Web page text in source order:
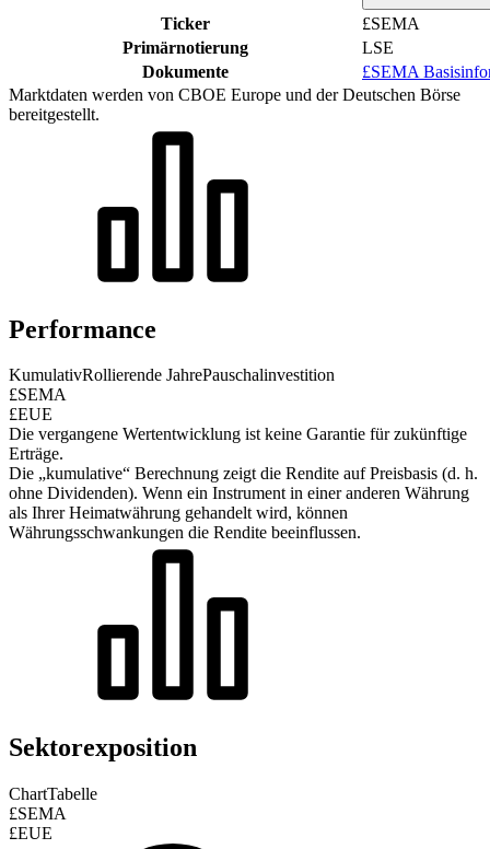
Ticker
£SEMA
Primärnotierung
LSE
Dokumente
£SEMA
Marktdaten werden von CBOE Europe und der Deutschen Börse
bereitgestellt.
Performance
KumulativRollierende JahrePauschalinvestition
£SEMA
£EUE
Die vergangene Wertentwicklung ist keine Garantie für zukünftige
Erträge.
Die „kumulative“ Berechnung zeigt die Rendite auf Preisbasis (d. h.
ohne Dividenden). Wenn ein Instrument in einer anderen Währung
als Ihrer Heimatwährung gehandelt wird, können
Währungsschwankungen die Rendite beeinflussen.
Sektorexposition
ChartTabelle
£SEMA
£EUE